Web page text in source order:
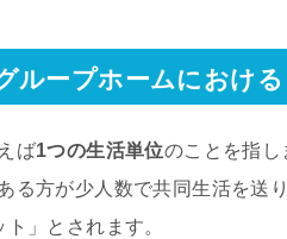
ループホームにおける
ば1つの生活単位のことを指し
る方が少人数で共同生活を送
」とされます。